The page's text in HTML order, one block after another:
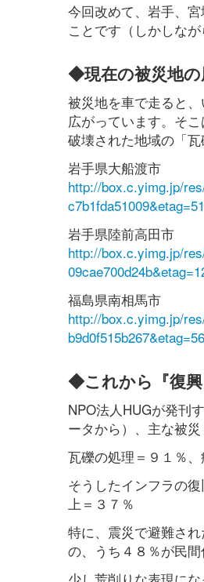
今回改めて、岩手、
ことです（しかしな
◆現在の被災地の
被災地を車で走ると
広がっています。そ
破壊された地域の「
岩手県大船渡市
http://box.c.yimg.jp/
岩手県陸前高田市
http://box.c.yimg.jp/
福島県南相馬市
http://box.c.yimg.jp/
◆これから『復
NPO法人HUGが発刊
ータから）、主な被
瓦礫の処理＝９１％
そうしたインフラの
上＝３７％
特に、震災で避難さ
の、うち４８％が民